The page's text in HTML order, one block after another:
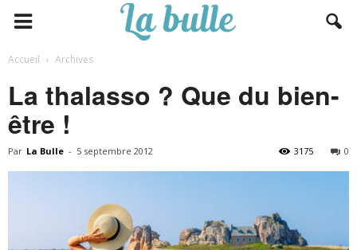
Accueil Archives
La thalasso ? Que du bien-
être !
Par La Bulle - 5 septembre 2012 0
3175